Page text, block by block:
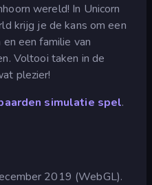
wereld! In Unicorn
krijg je de kans om een
een familie van
Voltooi taken in de
plezier!
simulatie spel.
2019 (WebGL).